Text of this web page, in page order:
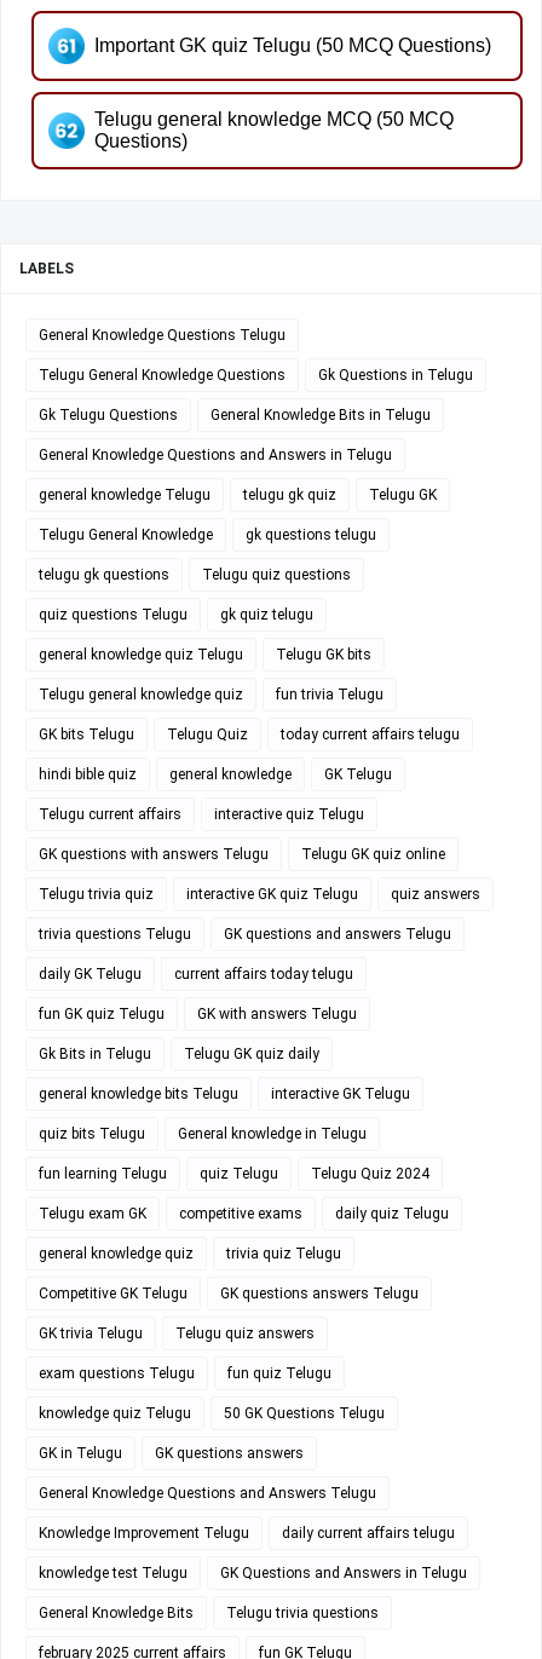
Important GK quiz Telugu (50 MCQ Questions)
Telugu general knowledge MCQ (50 MCQ
Questions)
LABELS
General Knowledge Questions Telugu
Telugu General Knowledge Questions Gk Questions in Telugu
Gk Telugu Questions General Knowledge Bits in Telugu
General Knowledge Questions and Answers in Telugu
general knowledge Telugu telugu gk quiz Telugu GK
Telugu General Knowledge gk questions telugu
telugu gk questions Telugu quiz questions
quiz questions Telugu gk quiz telugu
general knowledge quiz Telugu Telugu GK bits
Telugu general knowledge quiz fun trivia Telugu
GK bits Telugu Telugu Quiz today current affairs telugu
hindi bible quiz general knowledge GK Telugu
Telugu current affairs interactive quiz Telugu
GK questions with answers Telugu Telugu GK quiz online
Telugu trivia quiz interactive GK quiz Telugu quiz answers
trivia questions Telugu GK questions and answers Telugu
daily GK Telugu current affairs today telugu
fun GK quiz Telugu GK with answers Telugu
Gk Bits in Telugu Telugu GK quiz daily
general knowledge bits Telugu interactive GK Telugu
quiz bits Telugu General knowledge in Telugu
fun learning Telugu quiz Telugu Telugu Quiz 2024
Telugu exam GK competitive exams daily quiz Telugu
general knowledge quiz trivia quiz Telugu
Competitive GK Telugu GK questions answers Telugu
GK trivia Telugu Telugu quiz answers
exam questions Telugu fun quiz Telugu
knowledge quiz Telugu 50 GK Questions Telugu
GK in Telugu GK questions answers
General Knowledge Questions and Answers Telugu
Knowledge Improvement Telugu daily current affairs telugu
knowledge test Telugu GK Questions and Answers in Telugu
General Knowledge Bits Telugu trivia questions
february 2025 current affairs fun GK Telugu